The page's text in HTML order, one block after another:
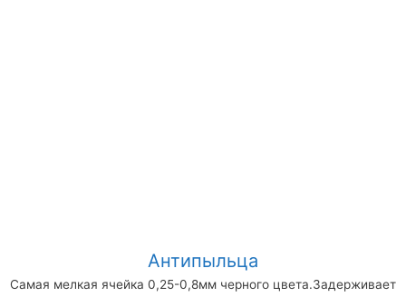
Антипыльца
Самая мелкая ячейка 0,25-0,8мм черного цвета.Задерживает